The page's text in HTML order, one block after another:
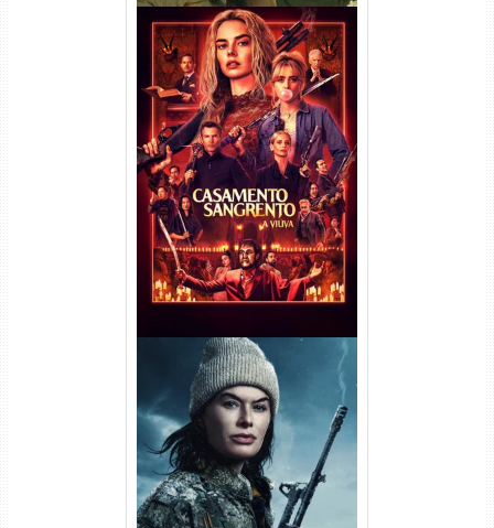
Casamento Sangrento: A
Viúva Torrent (2026) WEB-DL
720p/1080p/4K Dual Áudio
Balística Torrent (2025) WEB-
DL 1080p Dual Áudio